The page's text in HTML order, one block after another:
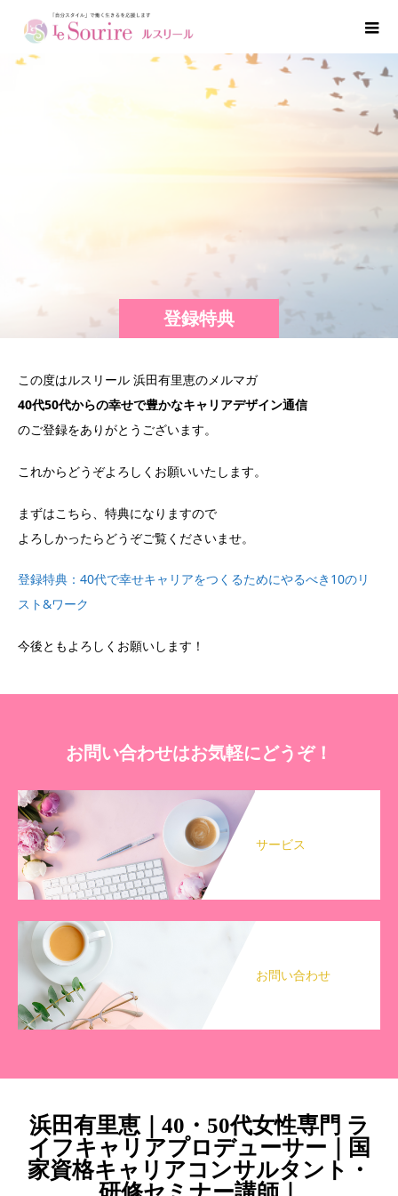
登録特典
この度はルスリール 浜田有里恵のメルマガ
40代50代からの幸せで豊かなキャリアデザイン通信
のご登録をありがとうございます。
これからどうぞよろしくお願いいたします。
まずはこちら、特典になりますので
よろしかったらどうぞご覧くださいませ。
登録特典：40代で幸せキャリアをつくるためにやるべき10のリ
スト&ワーク
今後ともよろしくお願いします！
お問い合わせはお気軽にどうぞ！
サービス
お問い合わせ
浜田有里恵｜40・50代女性専門 ラ
イフキャリアプロデューサー｜国
家資格キャリアコンサルタント・